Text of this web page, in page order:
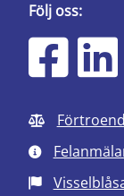
Följ oss: